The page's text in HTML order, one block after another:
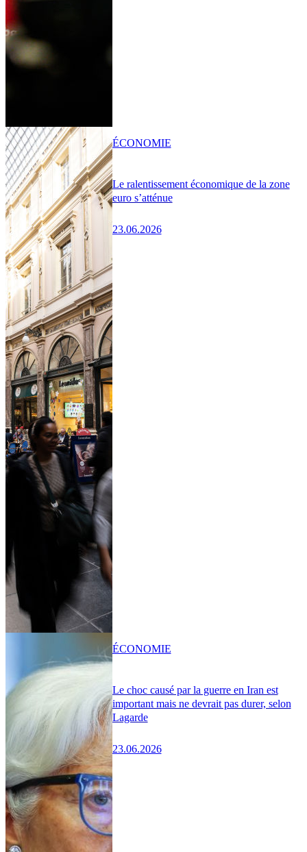
Le ralentissement économique de la zone
euro s’atténue
23.06.2026
ÉCONOMIE
Le choc causé par la guerre en Iran est
important mais ne devrait pas durer, selon
Lagarde
23.06.2026
ÉCONOMIE